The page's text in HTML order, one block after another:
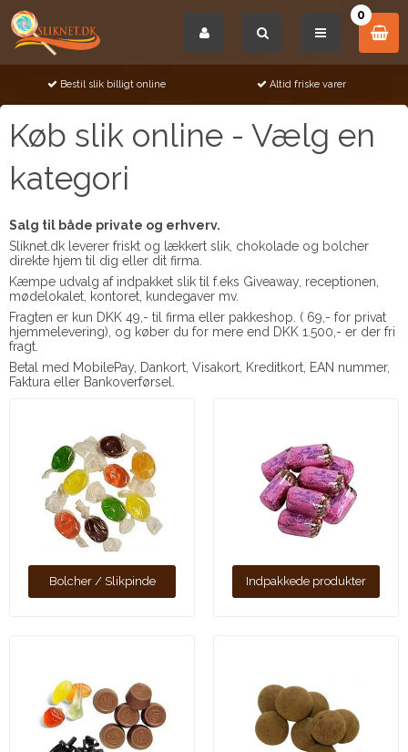
0
slik billigt online Altid friske varer
Køb slik online - Vælg en
kategori
Salg til både private og erhverv.
Sliknet.dk leverer friskt og lækkert slik, chokolade og bolcher
direkte hjem til dig eller dit firma.
Kæmpe udvalg af indpakket slik til f.eks Giveaway, receptionen,
mødelokalet, kontoret, kundegaver mv.
Fragten er kun DKK 49,- til firma eller pakkeshop. ( 69,- for privat
hjemmelevering), og køber du for mere end DKK 1.500,- er der fri
fragt.
Betal med MobilePay, Dankort, Visakort, Kreditkort, EAN nummer,
Faktura eller Bankoverførsel.
Bolcher / Slikpinde Indpakkede produkter